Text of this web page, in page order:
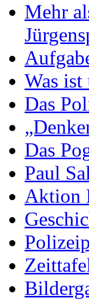
Mehr
Was
Das
Das
Paul
Aktion